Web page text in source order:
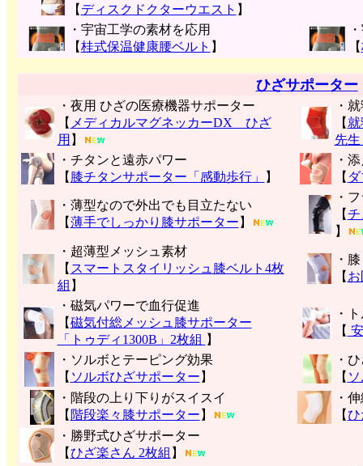
【 ディスクドクターウエスト 】
・宇宙工学の素材を応用
【桂式保温健康腰ベルト 】
【
ひざサポーター
・夜用 ひざの医療機器サポーター
【 メディカルマグネッカーDX ひざ
用 】
・
【
先生
・チタンと遠赤パワー
【 膝チタンサポーター「感動歩行」 】
・
【
・薄型なので外出でも目立たない
【薄手でしっかり膝サポーター 】
・
【チ
】
・超薄型メッシュ素材
【 スマートスタイリッシュ膝ベルト4枚
組 】
・
【
・磁気パワーで血行促進
【磁気付総メッシュ膝サポーター
「トゥディ1300B」2枚組 】
・
【
・ソルボとテーピング効果
【 ソルボひざサポーター 】
・
【
・階段の上り下りがスイスイ
【 階段楽々膝サポーター 】
・
【ひ
・勝野式ひざサポーター
【ひざ楽さん 2枚組 】